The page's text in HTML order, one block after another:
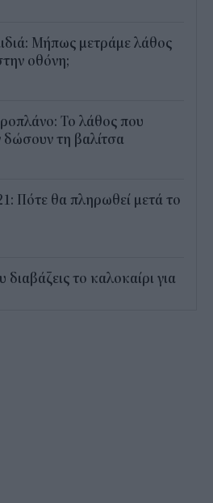
Μήπως μετράμε λάθος
οθόνη;
Το λάθος που
δώσουν τη βαλίτσα
Πότε θα πληρωθεί μετά το
διαβάζεις το καλοκαίρι για